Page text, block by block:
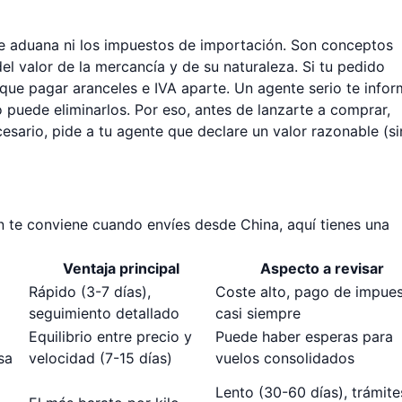
ni los impuestos de importación. Son conceptos
valor de la mercancía y de su naturaleza. Si tu pedido
pagar aranceles e IVA aparte. Un agente serio te
eliminarlos. Por eso, antes de lanzarte a comprar,
pide a tu agente que declare un valor razonable
conviene cuando envíes desde China, aquí tienes una
Ventaja principal
Aspecto a revisar
Rápido (3-7 días),
seguimiento detallado
Coste alto, pago de
casi siempre
Equilibrio entre precio y
velocidad (7-15 días)
Puede haber esperas para
vuelos consolidados
Lento (30-60 días),